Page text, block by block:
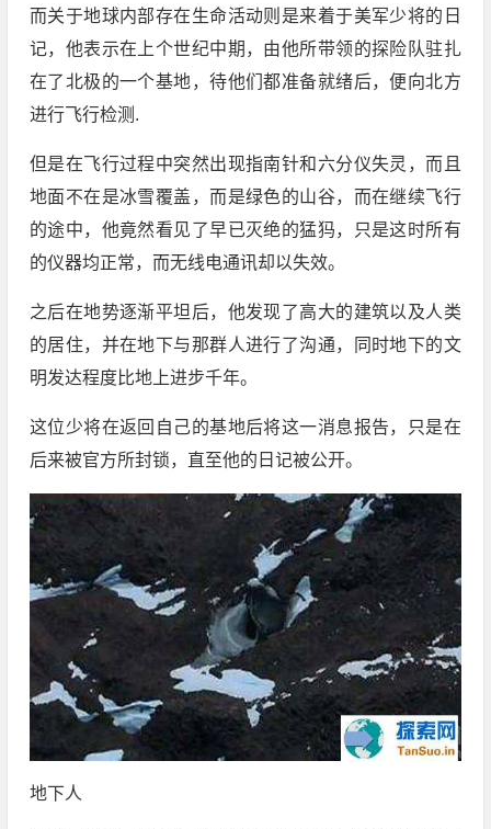
而关于地球内部存在生命活动则是来着于美军少将的日
记，他表示在上个世纪中期，由他所带领的探险队驻扎
在了北极的一个基地，待他们都准备就绪后，便向北方
进行飞行检测.
但是在飞行过程中突然出现指南针和六分仪失灵，而且
地面不在是冰雪覆盖，而是绿色的山谷，而在继续飞行
的途中，他竟然看见了早已灭绝的猛犸，只是这时所有
的仪器均正常，而无线电通讯却以失效。
之后在地势逐渐平坦后，他发现了高大的建筑以及人类
的居住，并在地下与那群人进行了沟通，同时地下的文
明发达程度比地上进步千年。
这位少将在返回自己的基地后将这一消息报告，只是在
后来被官方所封锁，直至他的日记被公开。
地下人